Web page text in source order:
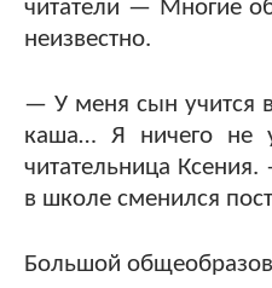
читатели — Многие
неизвестно.
— У меня сын учится
каша… Я ничего не
читательница
в школе сменился
Большой